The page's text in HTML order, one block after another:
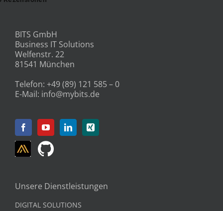
BITS GmbH
Business IT Solutions
Welfenstr. 22
81541 München
Telefon: +49 (89) 121 585 – 0
E-Mail: info@mybits.de
Unsere Dienstleistungen
DIGITAL SOLUTIONS